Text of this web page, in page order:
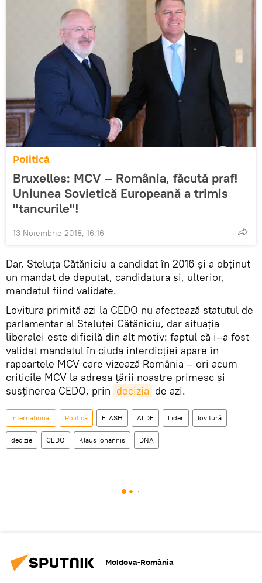
Politică
Bruxelles: MCV – România, făcută praf!
Uniunea Sovietică Europeană a trimis
"tancurile"!
13 Noiembrie 2018, 16:16
Dar, Steluţa Cătăniciu a candidat în 2016 şi a obţinut
un mandat de deputat, candidatura și, ulterior,
mandatul fiind validate.
Lovitura primită azi la CEDO nu afectează statutul de
parlamentar al Steluței Cătăniciu, dar situația
liberalei este dificilă din alt motiv: faptul că i–a fost
validat mandatul în ciuda interdicției apare în
rapoartele MCV care vizează România – ori acum
criticile MCV la adresa țării noastre primesc și
susținerea CEDO, prin decizia de azi.
Internaţional Politică FLASH ALDE Lider lovitură
decizie CEDO Klaus Iohannis DNA
Moldova-România